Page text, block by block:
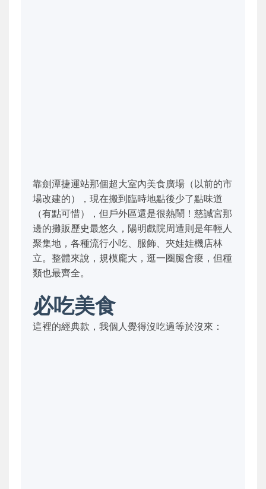
靠劍潭捷運站那個超大室內美食廣場（以前的市
場改建的），現在搬到臨時地點後少了點味道
（有點可惜），但戶外區還是很熱鬧！慈諴宮那
邊的攤販歷史最悠久，陽明戲院周遭則是年輕人
聚集地，各種流行小吃、服飾、夾娃娃機店林
立。整體來說，規模龐大，逛一圈腿會痠，但種
類也最齊全。
必吃美食
這裡的經典款，我個人覺得沒吃過等於沒來：